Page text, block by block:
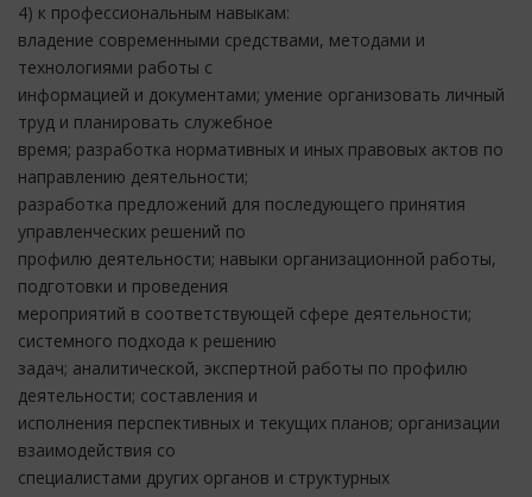
4) к профессиональным навыкам:
владение современными средствами, методами и
технологиями работы с
информацией и документами; умение организовать личный
труд и планировать служебное
время; разработка нормативных и иных правовых актов по
направлению деятельности;
разработка предложений для последующего принятия
управленческих решений по
профилю деятельности; навыки организационной работы,
подготовки и проведения
мероприятий в соответствующей сфере деятельности;
системного подхода к решению
задач; аналитической, экспертной работы по профилю
деятельности; составления и
исполнения перспективных и текущих планов; организации
взаимодействия со
специалистами других органов и структурных